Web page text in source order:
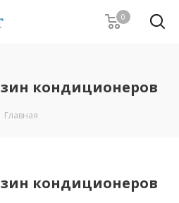
0
кондиционеров
Главная
кондиционеров